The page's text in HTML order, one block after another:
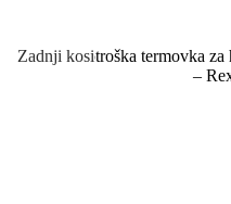
Zadnji kosi